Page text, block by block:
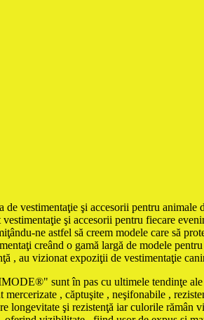
de vestimentaţie şi accesorii pentru
şi accesorii pentru fiecare
ne astfel să creem modele care să
creând o gamă largă de modele
, au vizionat expoziţii de vestimentaţie
sunt în pas cu ultimele tendinţe
mercerizate , căptuşite , neşifonabile ,
longevitate şi rezistenţă iar culorile